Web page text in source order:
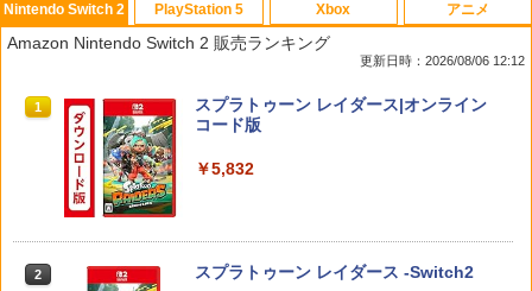
1
スーパー マリオパーティ ジャンボリー
Nintendo Switch 2 Edition ＋ ジャンボ
リーTV Switch 2【ポスト投函】
￥7,882
for Nintendo Switch 2 - ブラック 【任
2年保証
1
【早期購入特典付き】【2026年10月29
日発売】 スパイクチュンソフト｜Spike
Chunsoft Dune: Awakening【PS5】
￥5,740
MASTER COLLECTION Vol.2 [PS5版]
ァイバータオル付★
1
NewスーパーマリオブラザーズWii ノコ
ノコエアホッケー
￥1,218
テレビ麻雀ゲーム 家庭用 麻雀ゲーム 一
者 シニア プレゼント 父親 祖父 おうち時
間 敬老の日 父の日 ギフト 3ヶ月保証 EF
-HO09
1
スマイルスライム ラメでキラキラ！キー
ホルダー キングスライム
￥2,960
￥3,280
Nintendo Switch 2
Amazon Nintendo Switch 2 販売ランキング
更新日時：2026/08/06 12:12
1
スプラトゥーン レイダース|オンライン
コード版
￥5,832
2 スプラトゥーン レイダース -Switch2
PlayStation 5 Xbox アニメ